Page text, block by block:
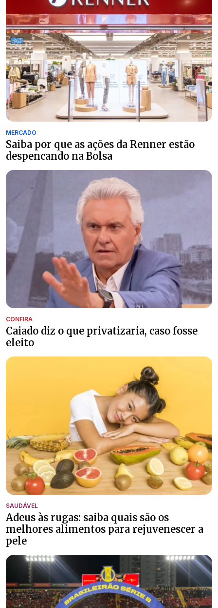
MERCADO
Saiba por que as ações da Renner estão
despencando na Bolsa
CONFIRA
Caiado diz o que privatizaria, caso fosse
eleito
SAUDÁVEL
Adeus às rugas: saiba quais são os
melhores alimentos para rejuvenescer a
pele